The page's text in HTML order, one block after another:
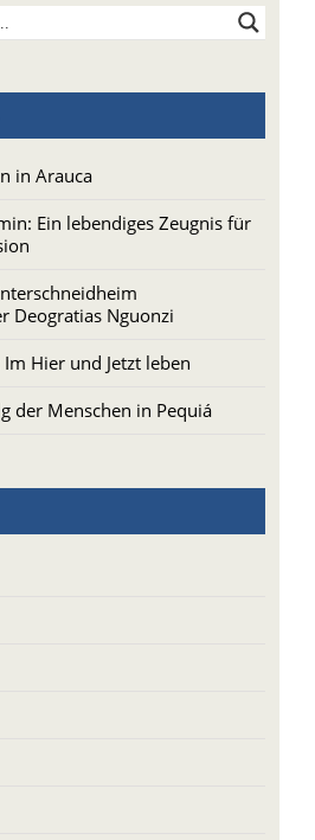
in Arauca
Ein lebendiges Zeugnis für
Deogratias Nguonzi
Hier und Jetzt leben
der Menschen in Pequiá